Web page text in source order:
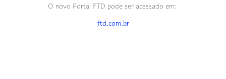
O novo Portal FTD pode ser acessado em:
ftd.com.br